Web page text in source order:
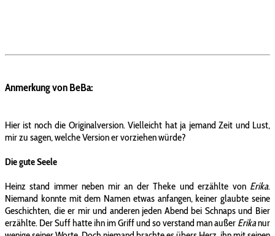
Anmerkung von BeBa:
Hier ist noch die Originalversion. Vielleicht hat ja jemand Zeit und Lust,
mir zu sagen, welche Version er vorziehen würde?
Die gute Seele
Heinz stand immer neben mir an der Theke und erzählte von Erika.
Niemand konnte mit dem Namen etwas anfangen, keiner glaubte seine
Geschichten, die er mir und anderen jeden Abend bei Schnaps und Bier
erzählte. Der Suff hatte ihn im Griff und so verstand man außer Erikanur